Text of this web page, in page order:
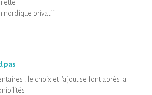
nordique privatif
pas
: le choix et l'ajout se font après la